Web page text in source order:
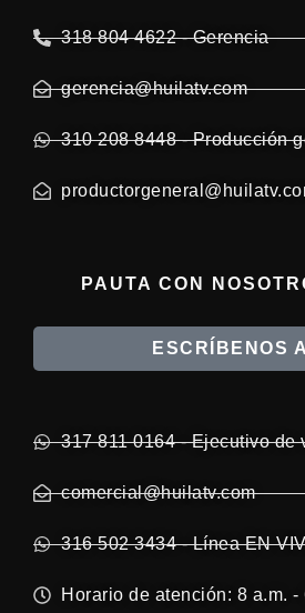
318 804 4622 - Gerencia
gerencia@huilatv.com
310 208 8448 - Producción
PAUTA CON
ESCRÍBENOS
317 811 0164 - Ejecutivo de
comercial@huilatv.com
316 502 3434 - Línea EN
Horario de atención: 8 a.m. -